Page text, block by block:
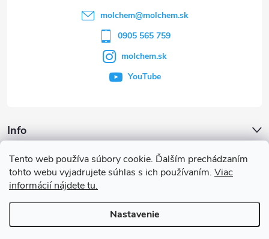
Tento web používa súbory cookie. Ďalším prechádzaním
tohto webu vyjadrujete súhlas s ich používaním. Viac
informácií nájdete tu.
Nastavenie
Info
Iné služby
molchem@molchem.sk
0905 565 759
molchem.sk
YouTube